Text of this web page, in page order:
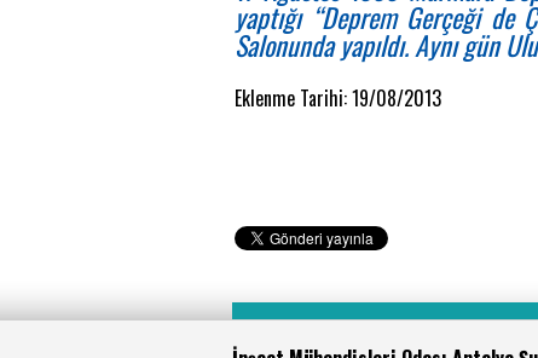
yaptığı “Deprem Gerçeği de
Salonunda yapıldı. Aynı gün
Eklenme Tarihi: 19/08/2013